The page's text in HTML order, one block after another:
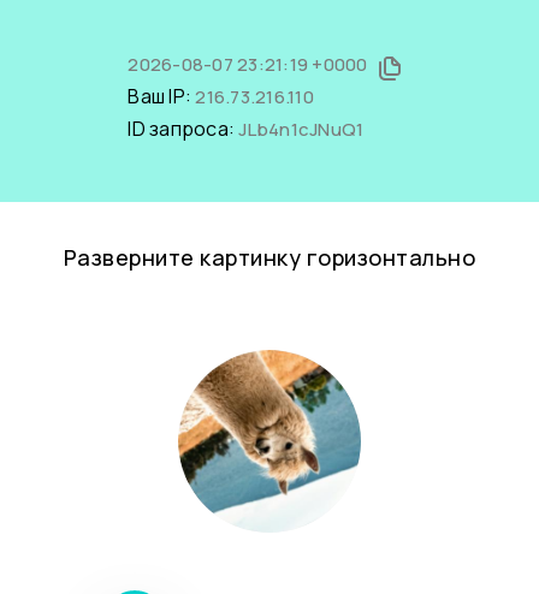
2026-08-07 23:21:19 +0000
Ваш IP:216.73.216.110
ID запроса:JLb4n1cJNuQ1
Разверните картинку горизонтально